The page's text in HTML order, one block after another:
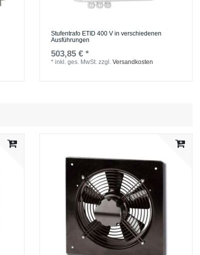
Stufentrafo ETID 400 V in verschiedenen
Ausführungen
503,85 € *
*inkl. ges. MwSt. zzgl.Versandkosten